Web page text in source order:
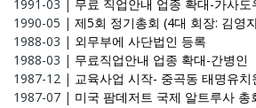
1991-03 | 무료 직업안내 업종 확대-가사도
1990-05 | 제5회 정기총회 (4대 회장: 김영
1988-03 | 외무부에 사단법인 등록
1988-03 | 무료직업안내 업종 확대-간병인
1987-12 | 교육사업 시작- 중곡동 태명유치
1987-07 | 미국 팜데저트 국제 알트루사 총